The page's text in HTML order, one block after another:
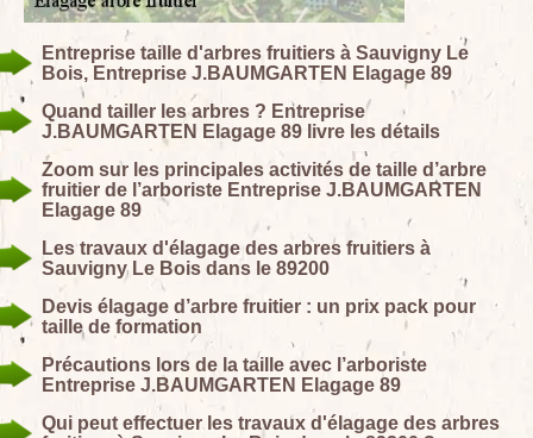
Entreprise taille d'arbres fruitiers à Sauvigny Le
Bois, Entreprise J.BAUMGARTEN Elagage 89
Quand tailler les arbres ? Entreprise
J.BAUMGARTEN Elagage 89 livre les détails
Zoom sur les principales activités de taille d’arbre
fruitier de l’arboriste Entreprise J.BAUMGARTEN
Elagage 89
Les travaux d'élagage des arbres fruitiers à
Sauvigny Le Bois dans le 89200
Devis élagage d’arbre fruitier : un prix pack pour
taille de formation
Précautions lors de la taille avec l’arboriste
Entreprise J.BAUMGARTEN Elagage 89
Qui peut effectuer les travaux d'élagage des arbres